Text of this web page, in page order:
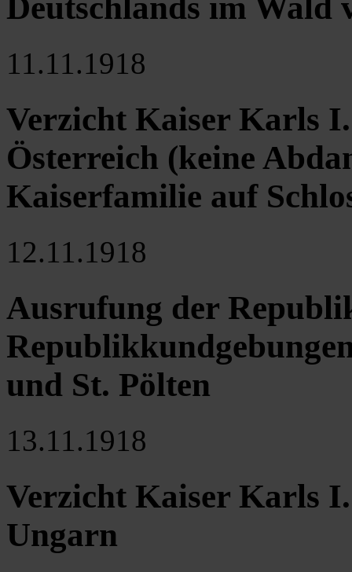
11.11.1918
Verzicht Kaiser Karls
Österreich (keine
Kaiserfamilie auf
12.11.1918
Ausrufung der
und St. Pölten
13.11.1918
Verzicht Kaiser Karls
Ungarn